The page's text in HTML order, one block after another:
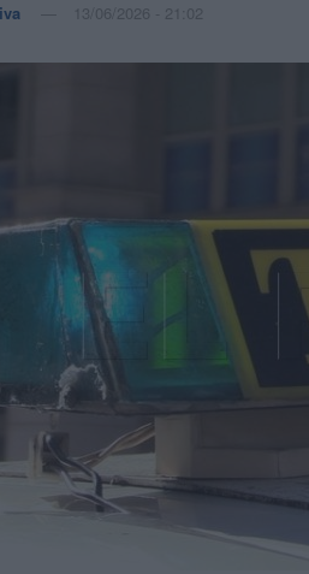
13/06/2026 - 21:02